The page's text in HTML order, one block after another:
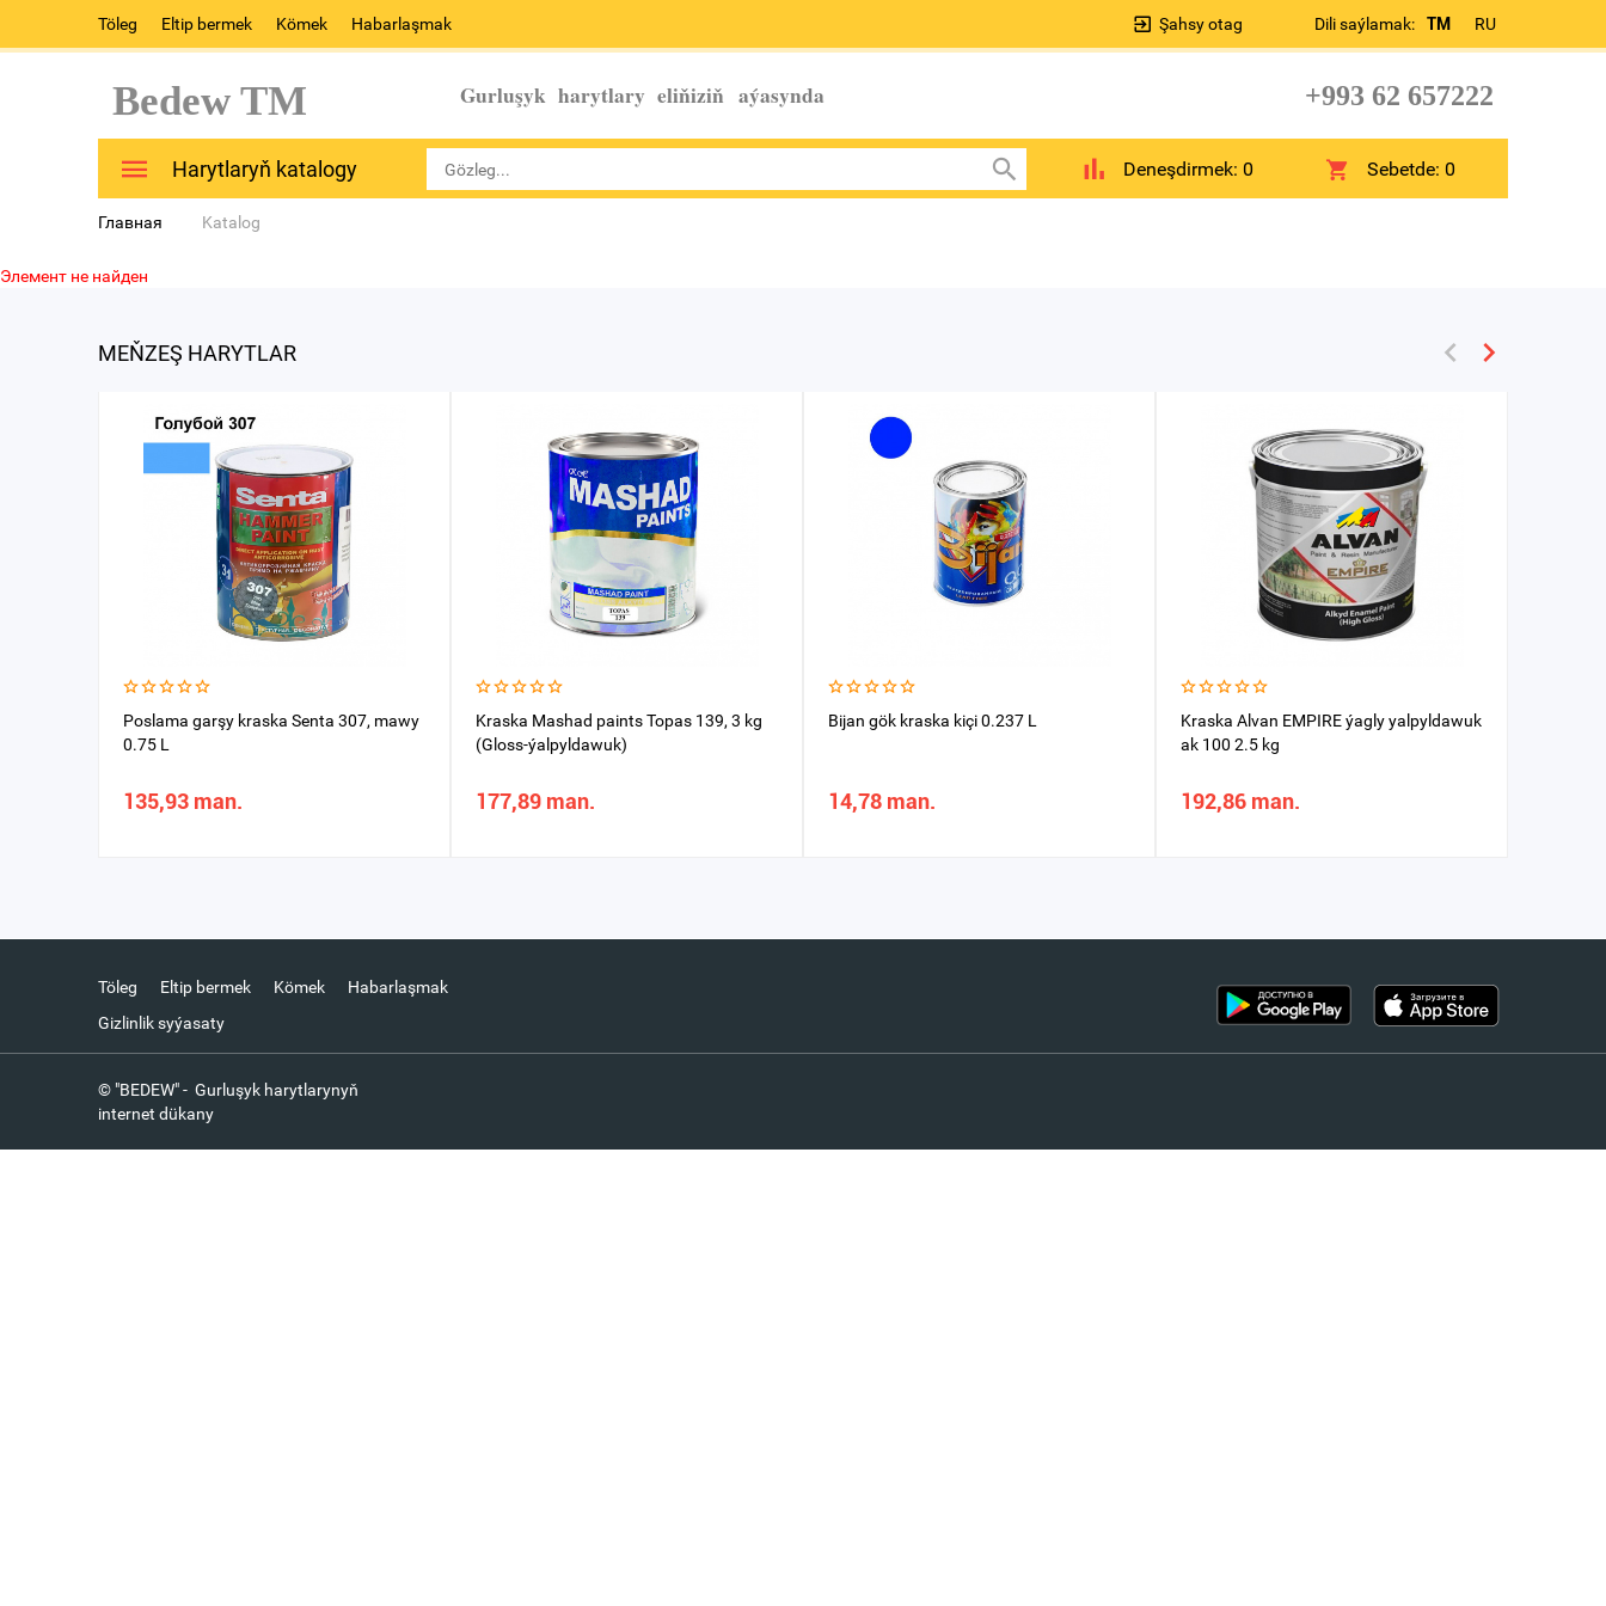
Töleg Eltip bermek Kömek Habarlaşmak Dili saýlamak: TM RU
Şahsy otag
Bedew TM Gurluşyk harytlary eliňiziň aýasynda +993 62 657222
Harytlaryň katalogy Deneşdirmek: 0 Sebetde:0
Главная Katalog
Элемент не найден
MEŇZEŞ HARYTLAR
Poslama garşy kraska Senta 307, mawy
0.75 L
135,93 man.
Kraska Mashad paints Topas 139, 3 kg
(Gloss-ýalpyldawuk)
177,89 man.
Bijan gök kraska kiçi 0.237 L
14,78 man.
Kraska Alvan EMPIRE ýagly yalpyldawuk
ak 100 2.5 kg
192,86 man.
Töleg Eltip bermek Kömek
Habarlaşmak
Gizlinlik syýasaty
© "BEDEW" - Gurluşyk harytlarynyň
internet dükany